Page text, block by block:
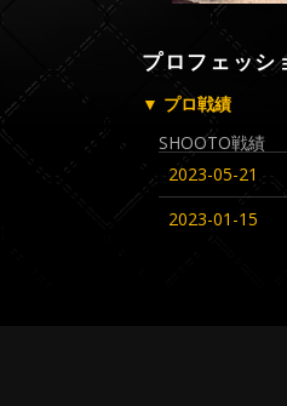
プロフェッシ
▼ プロ戦績
SHOOTO戦績
2023-05-21
2023-01-15